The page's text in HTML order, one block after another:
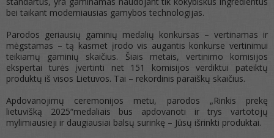
bei taikant moderniausias gamybos technologijas.
Parodos geriausių gaminių medalių konkursas – vertinamas ir
mėgstamas – tą kasmet įrodo vis augantis konkurse vertinimui
teikiamų gaminių skaičius. Šiais metais, vertinimo komisijos
ekspertai turės įvertinti net 151 komisijos verdiktui pateiktų
produktų iš visos Lietuvos. Tai – rekordinis paraiškų skaičius.
Apdovanojimų ceremonijos metu, parodos „Rinkis prekę
lietuvišką 2025“medaliais bus apdovanoti ir trys vartotojų
mylimiausieji ir daugiausiai balsų surinkę – Jūsų išrinkti produktai.